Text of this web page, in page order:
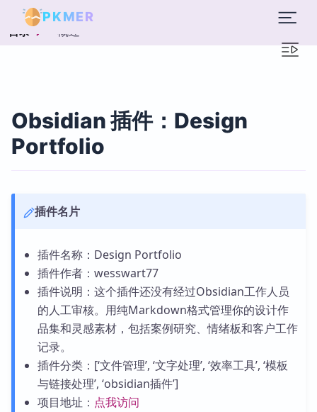
PKMER
目录 概述
Obsidian 插件：Design
Portfolio
插件名片
插件名称：Design Portfolio
插件作者：wesswart77
插件说明：这个插件还没有经过Obsidian工作人员
的人工审核。用纯Markdown格式管理你的设计作
品集和灵感素材，包括案例研究、情绪板和客户工作
记录。
插件分类：[‘文件管理’, ‘文字处理’, ‘效率工具’, ‘模板
与链接处理’, ‘obsidian插件’]
项目地址： 点我访问